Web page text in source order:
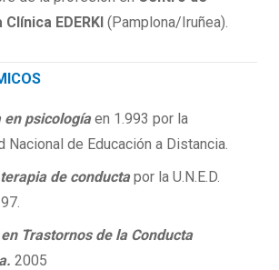
EDERKI (Pamplona/Iruñea).
en psicologíaen 1.993 por la
Nacional de Educación a Distancia.
de conductapor la U.N.E.D.
Trastornos de la Conducta
2005